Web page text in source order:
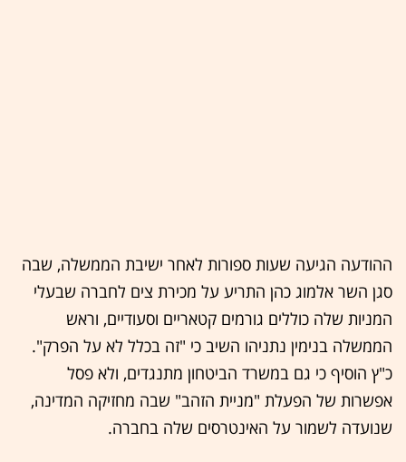
ההודעה הגיעה שעות ספורות לאחר ישיבת הממשלה, שבה
סגן השר אלמוג כהן התריע על מכירת צים לחברה שבעלי
המניות שלה כוללים גורמים קטאריים וסעודיים, וראש
הממשלה בנימין נתניהו השיב כי "זה בכלל לא על הפרק".
כ"ץ הוסיף כי גם במשרד הביטחון מתנגדים, ולא פסל
אפשרות של הפעלת "מניית הזהב" שבה מחזיקה המדינה,
שנועדה לשמור על האינטרסים שלה בחברה.